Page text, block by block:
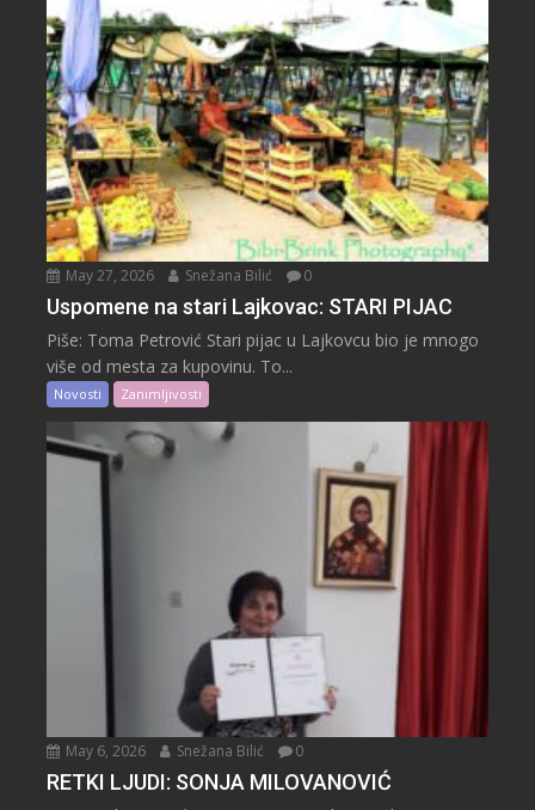
May 27, 2026 Snežana Bilić 0
Uspomene na stari Lajkovac: STARI PIJAC
Piše: Toma Petrović Stari pijac u Lajkovcu bio je mnogo
više od mesta za kupovinu. To...
Novosti Zanimljivosti
May 6, 2026 Snežana Bilić 0
RETKI LJUDI: SONJA MILOVANOVIĆ